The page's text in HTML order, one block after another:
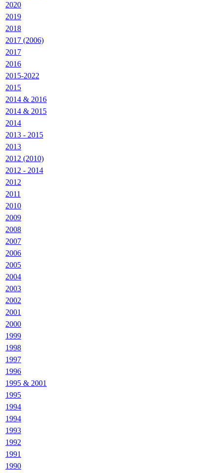
2020
2019
2018
2017 (2006)
2017
2016
2015-2022
2015
2014 & 2016
2014 & 2015
2014
2013 - 2015
2013
2012 (2010)
2012 - 2014
2012
2011
2010
2009
2008
2007
2006
2005
2004
2003
2002
2001
2000
1999
1998
1997
1996
1995 & 2001
1995
1994
1994
1993
1992
1991
1990